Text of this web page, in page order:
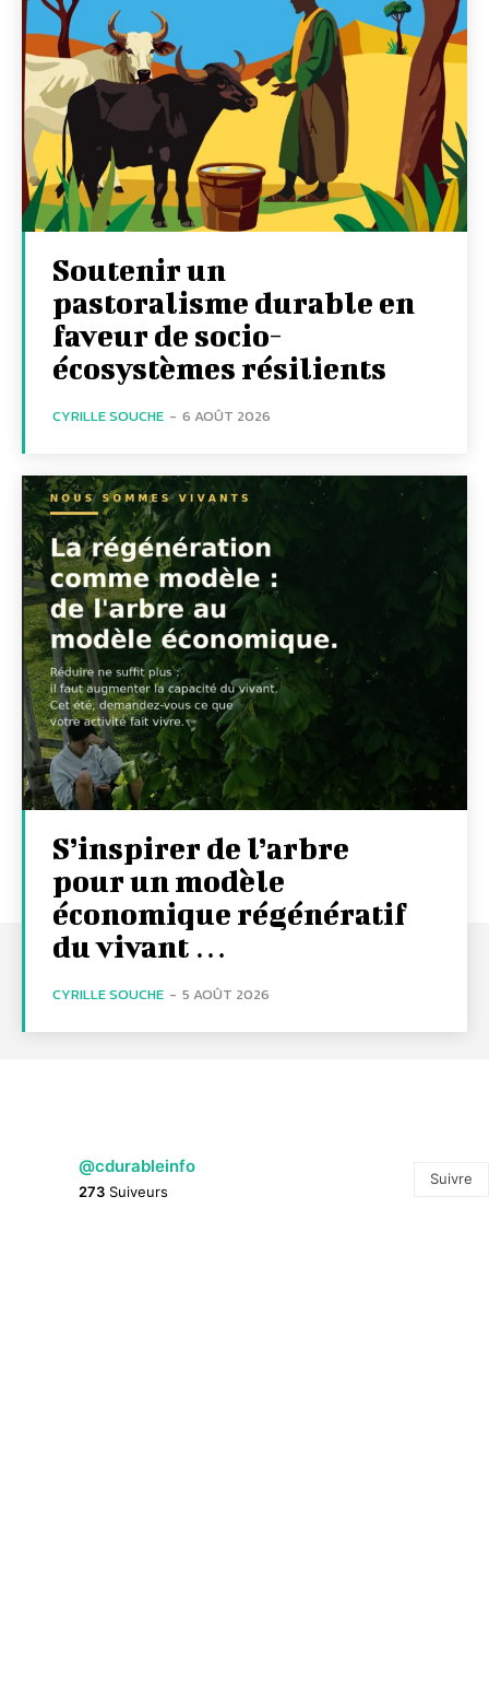
Soutenir un
pastoralisme durable en
faveur de socio-
écosystèmes résilients
CYRILLE SOUCHE - 6 AOÛT 2026
S’inspirer de l’arbre
pour un modèle
économique régénératif
du vivant …
CYRILLE SOUCHE - 5 AOÛT 2026
@cdurableinfo
273 Suiveurs
Suivre